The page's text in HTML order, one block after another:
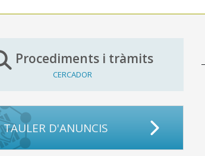
Procediments i tràmits
CERCADOR
TAULER D'ANUNCIS